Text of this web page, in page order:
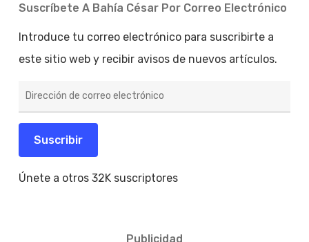
Suscríbete A Bahía César Por Correo Electrónico
Introduce tu correo electrónico para suscribirte a
este sitio web y recibir avisos de nuevos artículos.
de
electrónico
Suscribir
Únete a otros 32K suscriptores
Publicidad